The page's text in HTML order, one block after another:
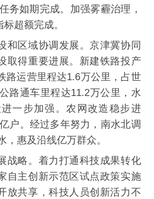
务如期完成。加强雾霾治理，
超额完成。
区域协调发展。京津冀协同
取得重要进展。新建铁路投产
路运营里程达1.6万公里，占世
路通车里程达11.2万公里，水
一步加强。农网改造稳步进
户。经过多年努力，南水北调
，惠及沿线亿万群众。
略。着力打通科技成果转化
自主创新示范区试点政策实施
放共享，科技人员创新活力不